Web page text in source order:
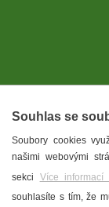
Souhlas se
Soubory cookies
našimi webovými
sekci Více informací
souhlasíte s tím, že